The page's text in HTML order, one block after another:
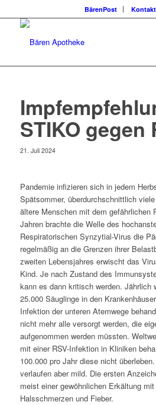
BärenPost Kontakt
STIKO gegen
21. Juli 2024
Pandemie infizieren sich in jedem
Spätsommer, überdurchschnittlich
ältere Menschen mit dem gefährlichen
Jahren brachte die Welle des
Respiratorischen Synzytial-Virus die
regelmäßig an die Grenzen ihrer
zweiten Lebensjahres erwischt das
Kind. Je nach Zustand des
kann es dann kritisch werden. Jährlich
25.000 Säuglinge in den
Infektion der unteren Atemwege
nicht mehr alle versorgt werden, die
aufgenommen werden müssten.
mit einer RSV-Infektion in Kliniken
100.000 pro Jahr diese nicht
verlaufen aber mild. Die ersten
meist einer gewöhnlichen Erkältung
Halsschmerzen und Fieber.